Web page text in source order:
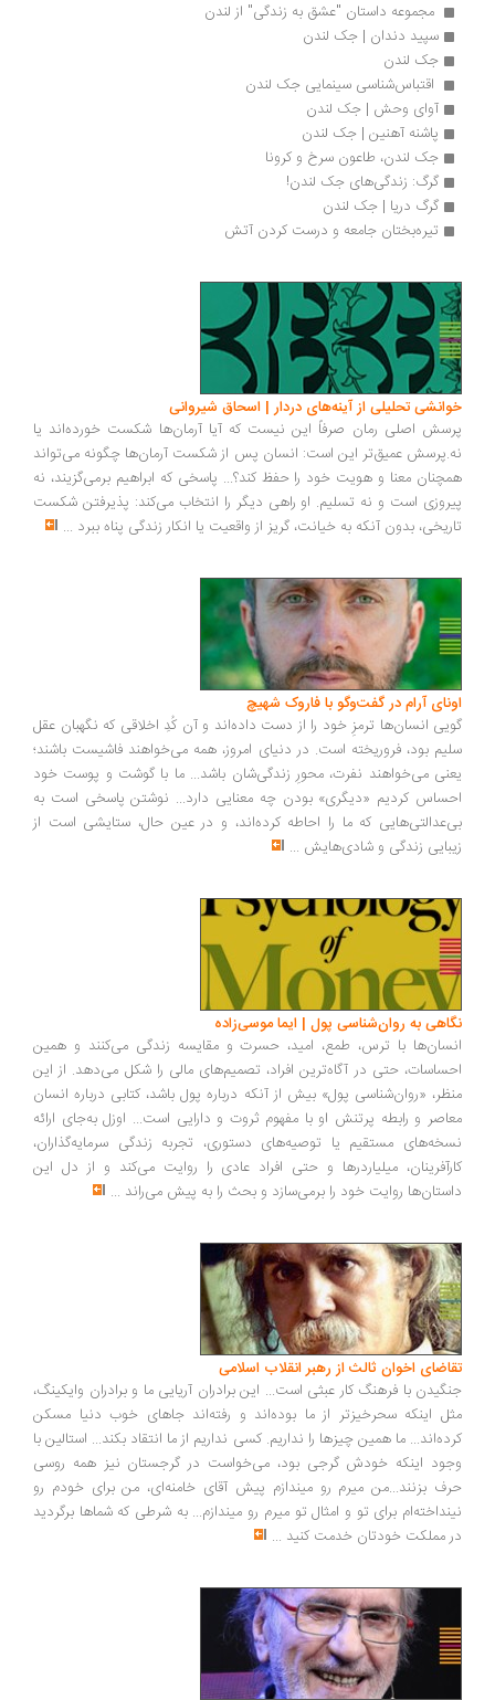
مجموعه داستان "عشق به زندگی" از لندن
سپید دندان | جک لندن
جک لندن
اقتباس‌شناسی سینمایی جک لندن
آوای وحش | جک لندن
پاشنه آهنین | جک لندن
جک لندن، طاعون سرخ و کرونا
گرگ: زندگی‌های جک لندن!
گرگ دریا | جک لندن
تیره‌بختان جامعه و درست کردن آتش
خوانشی تحلیلی از آینه‌های دردار | اسحاق شیروانی
پرسش اصلی رمان صرفاً این نیست که آیا آرمان‌ها شکست خورده‌اند یا
نه.پرسش عمیق‌تر این است: انسان پس از شکست آرمان‌ها چگونه می‌تواند
همچنان معنا و هویت خود را حفظ کند؟... پاسخی که ابراهیم برمی‌گزیند، نه
پیروزی است و نه تسلیم. او راهی دیگر را انتخاب می‌کند: پذیرفتن شکست
تاریخی، بدون آنکه به خیانت، گریز از واقعیت یا انکار زندگی پناه ببرد ...
اونای آرام در گفت‌وگو با فاروک شهیچ‭
گویی انسان‌ها ترمزِ خود را از دست داده‌اند و آن کُدِ اخلاقی که نگهبان عقل
سلیم بود، فروریخته است. در دنیای امروز، همه می‌خواهند فاشیست باشند؛
یعنی می‌خواهند نفرت، محورِ زندگی‌شان باشد... ما با گوشت و پوست خود
احساس کردیم «دیگری» بودن چه معنایی دارد... نوشتن پاسخی است به
بی‌عدالتی‌هایی که ما را احاطه کرده‌اند، و در عین حال، ستایشی است از
زیبایی زندگی و شادی‌هایش ...
نگاهی به روان‌شناسی پول | ایما موسی‌زاده
انسان‌ها با ترس، طمع، امید، حسرت و مقایسه زندگی می‌کنند و همین
احساسات، حتی در آگاه‌ترین افراد، تصمیم‌های مالی را شکل می‌دهد. از این
منظر، «روان‌شناسی پول» بیش از آنکه درباره پول باشد، کتابی درباره انسان
معاصر و رابطه پرتنش او با مفهوم ثروت و دارایی است... اوزل به‌جای ارائه
نسخه‌های مستقیم یا توصیه‌های دستوری، تجربه زندگی سرمایه‌گذاران،
کارآفرینان، میلیاردرها و حتی افراد عادی را روایت می‌کند و از دل این
داستان‌ها روایت خود را برمی‌سازد و بحث را به پیش می‌راند ...
تقاضای اخوان ثالث از رهبر انقلاب اسلامی
جنگیدن با فرهنگ کار عبثی است... این برادران آریایی ما و برادران وایکینگ،
مثل اینکه سحرخیزتر از ما بوده‌اند و رفته‌اند جاهای خوب دنیا مسکن
کرده‌اند... ما همین چیزها را نداریم. کسی نداریم از ما انتقاد بکند... استالین با
وجود اینکه خودش گرجی بود، می‌خواست در گرجستان نیز همه روسی
حرف بزنند...من میرم رو میندازم پیش آقای خامنه‌ای، من برای خودم رو
نینداخته‌ام برای تو و امثال تو میرم رو میندازم... به شرطی که شماها برگردید
در مملکت خودتان خدمت کنید ...